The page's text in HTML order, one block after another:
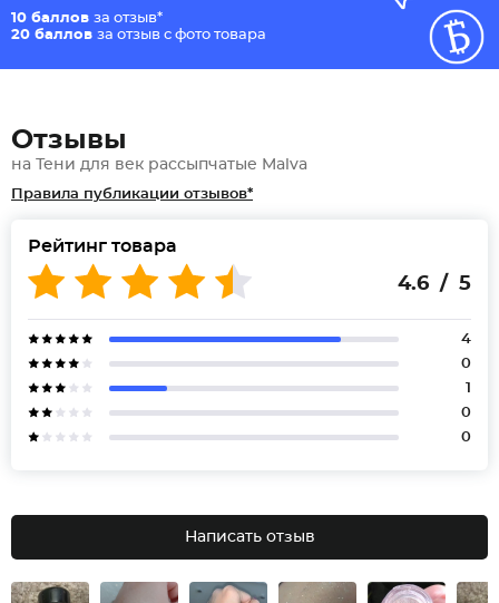
10 баллов за отзыв*
20 баллов за отзыв с фото товара
Отзывы
на Тени для век рассыпчатые Malva
Правила публикации отзывов*
Рейтинг товара
4.6 / 5
4
0
1
0
0
Написать отзыв